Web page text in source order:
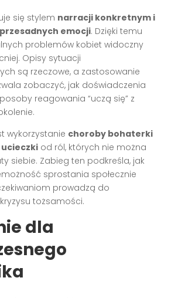
się stylem narracji konkretnym i
emocji. Dzięki temu
problemów kobiet widoczny
Opisy sytuacji
są rzeczowe, a zastosowanie
zobaczyć, jak doświadczenia
reagowania “uczą się” z
wykorzystanie choroby bohaterki
od ról, których nie można
siebie. Zabieg ten podkreśla, jak
sprostania społecznie
prowadzą do
tożsamości.
dla